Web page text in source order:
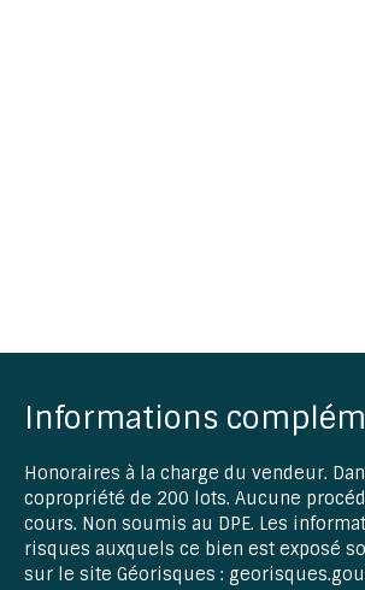
Informations
Honoraires à la charge du vendeur.
copropriété de 200 lots. Aucune
cours. Non soumis au DPE. Les
risques auxquels ce bien est exposé
sur le site Géorisques :